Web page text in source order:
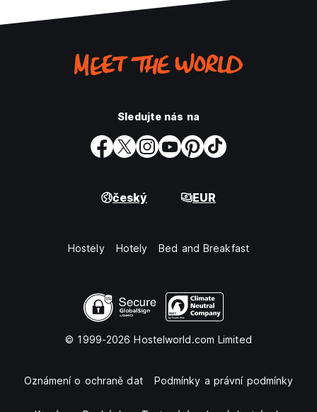
Sledujte nás na
český EUR
Hostely Hotely Bed and Breakfast
© 1999-2026 Hostelworld.com Limited
Oznámení o ochraně dat Podmínky a právní podmínky